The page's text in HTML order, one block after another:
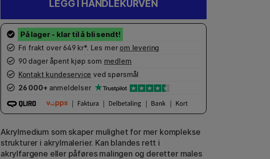
LEGG I HANDLEKURVEN
Fri frakt over 649 kr*. Les mer om levering
90 dager åpent kjøp som medlem
Kontakt kundeservice ved spørsmål
26 000+ anmeldelser
Akrylmedium som skaper mulighet for mer komplekse
strukturer i akrylmalerier. Kan blandes rett i
akrylfargene eller påføres malingen og deretter males